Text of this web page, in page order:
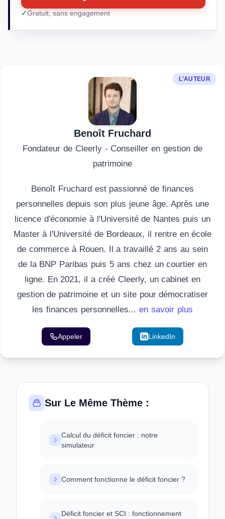
Gratuit, sans engagement
L'AUTEUR
Benoît Fruchard
Fondateur de Cleerly - Conseiller en gestion de
patrimoine
Benoît Fruchard est passionné de finances
personnelles depuis son plus jeune âge. Après une
licence d'économie à l'Université de Nantes puis un
Master à l'Université de Bordeaux, il rentre en école
de commerce à Rouen. Il a travaillé 2 ans au sein
de la BNP Paribas puis 5 ans chez un courtier en
ligne. En 2021, il a créé Cleerly, un cabinet en
gestion de patrimoine et un site pour démocratiser
les finances personnelles... en savoir plus
Appeler LinkedIn
Sur Le Même Thème :
Calcul du déficit foncier : notre
simulateur
Comment fonctionne le déficit foncier ?
Déficit foncier et SCI : fonctionnement